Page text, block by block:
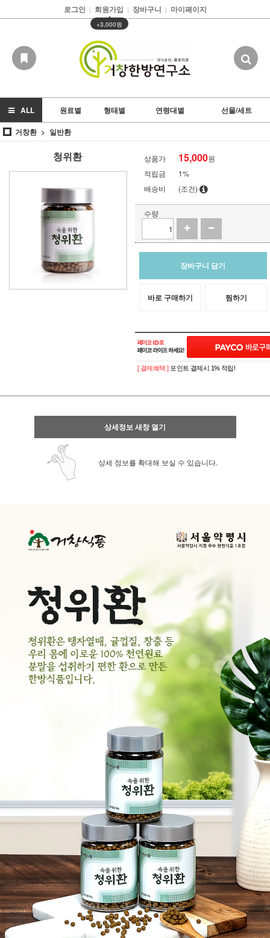
로그인 | 회원가입 |
▲
+3,000원
장바구니 | 마이페이지
ALL 원료별 형태별 연령대별
선물/세트
거창환
일반환
청위환 상품가 15,000원
적립금
1%
배송비
(조건)
수량
장바구니 담기
바로 구매하기 찜하기
페이코 ID로 페
PAYCO 바로구
[ 결제혜택 ] 포인트 결제시 1% 적립!
상세정보 새창 열기
상세 정보를 확대해 보실 수 있습니다.